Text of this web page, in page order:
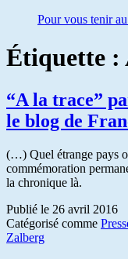
Pour vous tenir
Étiquette :
“A la trace”
le blog de
(…) Quel étrange pays
commémoration
la chronique là.
Publié le 26 avril 2016
Catégorisé comme
Zalberg